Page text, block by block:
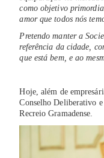
como objetivo
amor que todos nós
Pretendo manter a
referência da cidade,
que está bem, e ao
Hoje, além de
Conselho Deliberativo
Recreio Gramadense.